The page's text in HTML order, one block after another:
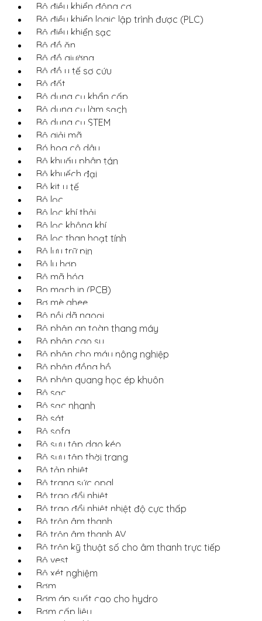
Bộ điều khiển động cơ
Bộ điều khiển logic lập trình được (PLC)
Bộ điều khiển sạc
Bộ đồ ăn
Bộ đồ giường
Bộ đồ y tế sơ cứu
Bộ đốt
Bộ dụng cụ khẩn cấp
Bộ dụng cụ làm sạch
Bộ dụng cụ STEM
Bộ giải mã
Bó hoa cô dâu
Bộ khuấy phân tán
Bộ khuếch đại
Bộ kit y tế
Bộ lọc
Bộ lọc khí thải
Bộ lọc không khí
Bộ lọc than hoạt tính
Bộ lưu trữ pin
Bộ ly hợp
Bộ mã hóa
Bo mạch in (PCB)
Bơ mè ghee
Bộ nồi dã ngoại
Bộ phận an toàn thang máy
Bộ phận cao su
Bộ phận cho máy nông nghiệp
Bộ phận đồng hồ
Bộ phận quang học ép khuôn
Bộ sạc
Bộ sạc nhanh
Bò sát
Bộ sofa
Bộ sưu tập dao kéo
Bộ sưu tập thời trang
Bộ tản nhiệt
Bộ trang sức opal
Bộ trao đổi nhiệt
Bộ trao đổi nhiệt nhiệt độ cực thấp
Bộ trộn âm thanh
Bộ trộn âm thanh AV
Bộ trộn kỹ thuật số cho âm thanh trực tiếp
Bộ vest
Bộ xét nghiệm
Bơm
Bơm áp suất cao cho hydro
Bơm cấp liệu